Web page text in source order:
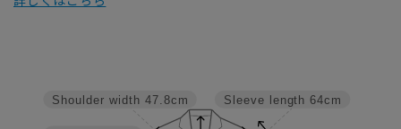
Sleeve length 64cm
Shoulder width 47.8cm